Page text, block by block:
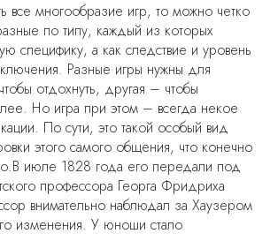
все многообразие игр, то можно четко
по типу, каждый из которых
специфику, а как следствие и уровень
Разные игры нужны для
отдохнуть, другая – чтобы
Но игра при этом – всегда некое
По сути, это такой особый вид
этого самого общения, что конечно
июле 1828 года его передали под
профессора Георга Фридриха
внимательно наблюдал за Хаузером
изменения. У юноши стало